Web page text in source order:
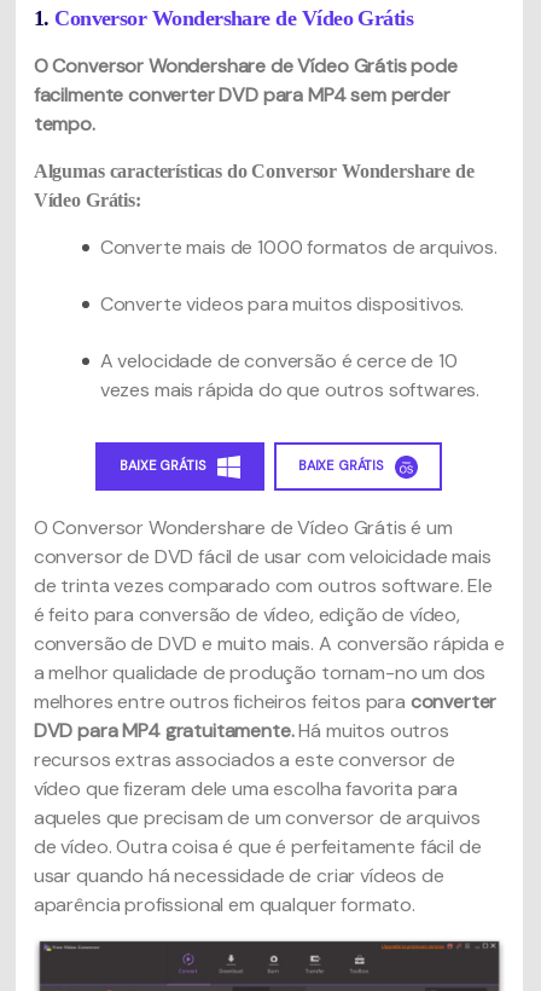
1. Conversor Wondershare de Vídeo Grátis
O Conversor Wondershare de Vídeo Grátis pode
facilmente converter DVD para MP4 sem perder
tempo.
Algumas características do Conversor Wondershare de
Vídeo Grátis:
Converte mais de 1000 formatos de arquivos.
Converte videos para muitos dispositivos.
A velocidade de conversão é cerce de 10
vezes mais rápida do que outros softwares.
BAIXE GRÁTIS BAIXE GRÁTIS
O Conversor Wondershare de Vídeo Grátis é um
conversor de DVD fácil de usar com veloicidade mais
de trinta vezes comparado com outros software. Ele
é feito para conversão de vídeo, edição de vídeo,
conversão de DVD e muito mais. A conversão rápida e
a melhor qualidade de produção tornam-no um dos
melhores entre outros ficheiros feitos para converter
DVD para MP4 gratuitamente.Há muitos outros
recursos extras associados a este conversor de
vídeo que fizeram dele uma escolha favorita para
aqueles que precisam de um conversor de arquivos
de vídeo. Outra coisa é que é perfeitamente fácil de
usar quando há necessidade de criar vídeos de
aparência profissional em qualquer formato.